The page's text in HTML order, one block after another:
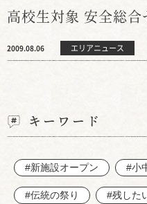
高校生対象 安全総合
2009.08.06 エリアニュース
キーワード
#新施設オープン #小
#伝統の祭り #残した